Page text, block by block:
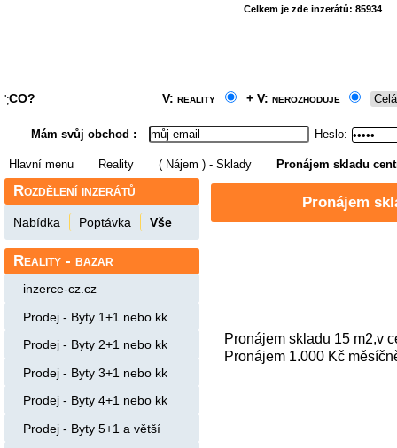
Celkem je zde inzerátů: 85934
';CO? V: reality + V: nerozhoduje
Mám svůj obchod : Heslo:
Hlavní menu Reality ( Nájem ) - Sklady Pronájem skladu
Pronájem
Pronájem skladu 15 m2,v
Pronájem 1.000 Kč
Rozdělení inzerátů
Nabídka Poptávka Vše
Reality - bazar
inzerce-cz.cz
Prodej - Byty 1+1 nebo kk
Prodej - Byty 2+1 nebo kk
Prodej - Byty 3+1 nebo kk
Prodej - Byty 4+1 nebo kk
Prodej - Byty 5+1 a větší